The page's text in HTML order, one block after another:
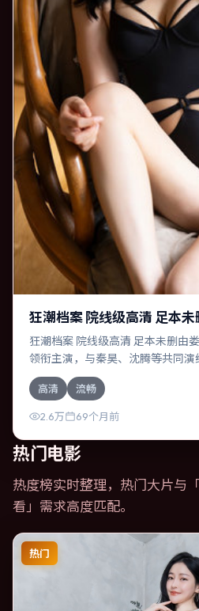
狂潮档案 院线级高清 足本未
狂潮档案 院线级高清 足本未删由
领衔主演，与秦昊、沈腾等共同
要班底与取景来自中国大陆。一桩
谎言交织。影片整体气质浓烈，节
适合喜欢强情节与细腻表演的观众。
高清 流畅
2.6万 69个月前
热门电影
热度榜实时整理，热门大片与
看 」需求高度匹配。
热门